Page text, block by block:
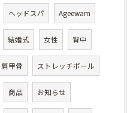
ヘッドスパ Ageewam
結婚式 女性 背中
肩甲骨 ストレッチポール
商品 お知らせ